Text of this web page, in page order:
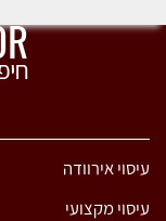
עיסוי אירוודה
עיסוי מקצועי